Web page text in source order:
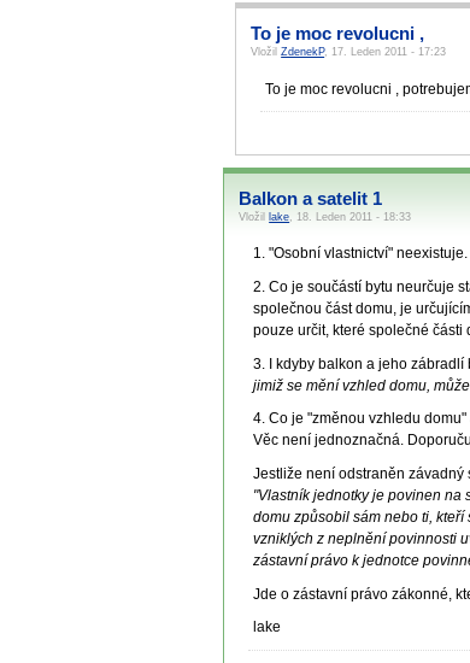
To je moc revolucni ,
VložilZdenekP, 17. Leden 2011 - 17:23
To je moc revolucni ,
Balkon a satelit 1
Vložil lake , 18. Leden 2011 - 18:33
1. "Osobní vlastnictví" neexistuje.
2. Co je součástí bytu neurčuje
společnou část domu, je
pouze určit, které společné
3. I kdyby balkon a jeho zábradlí
jimiž se mění vzhled domu,
4. Co je "změnou vzhledu
Věc není jednoznačná.
Jestliže není odstraněn závadný
"Vlastník jednotky je povinen na
domu způsobil sám nebo ti,
vzniklých z neplnění povinnosti
zástavní právo k jednotce
Jde o zástavní právo zákonné,
lake